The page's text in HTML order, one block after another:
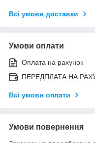
Всі умови доставки
Умови оплати
Оплата на рахунок
ПЕРЕДПЛАТА НА
Всі умови оплати
Умови повернення